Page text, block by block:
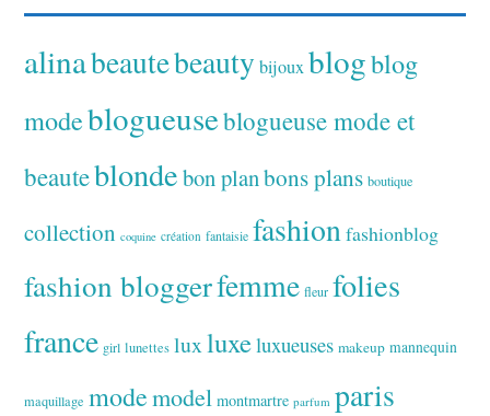
alinabeautebeauty bijoux blogblog
modeblogueuseblogueuse mode et
beauteblondebon planbons plans boutique
collection coquine création fantaisie fashionfashionblog
fashion bloggerfemme fleur folies
france girl lunettes luxluxeluxueuses makeup mannequin
maquillage modemodel montmartre parfum paris